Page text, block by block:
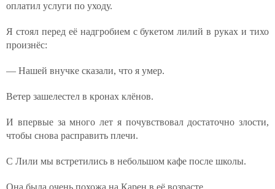
оплатил услуги по уходу.
Я стоял перед её надгробием с букетом лилий в руках и тихо
произнёс:
— Нашей внучке сказали, что я умер.
Ветер зашелестел в кронах клёнов.
И впервые за много лет я почувствовал достаточно злости,
чтобы снова расправить плечи.
С Лили мы встретились в небольшом кафе после школы.
Она была очень похожа на Карен в её возрасте.